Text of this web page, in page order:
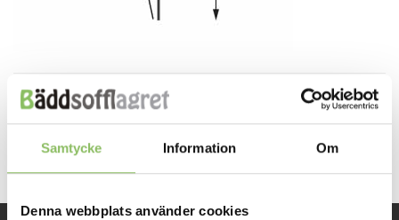
Samtycke Information Om
Denna webbplats använder cookies
Both comments and trackbacks are currently closed.
←Previous
Next